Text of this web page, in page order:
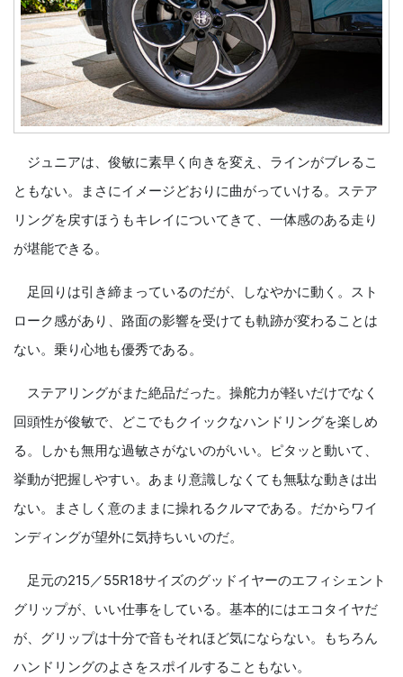
ジュニアは、俊敏に素早く向きを変え、ラインがブレるこ
ともない。まさにイメージどおりに曲がっていける。ステア
リングを戻すほうもキレイについてきて、一体感のある走り
が堪能できる。
足回りは引き締まっているのだが、しなやかに動く。スト
ローク感があり、路面の影響を受けても軌跡が変わることは
ない。乗り心地も優秀である。
ステアリングがまた絶品だった。操舵力が軽いだけでなく
回頭性が俊敏で、どこでもクイックなハンドリングを楽しめ
る。しかも無用な過敏さがないのがいい。ピタッと動いて、
挙動が把握しやすい。あまり意識しなくても無駄な動きは出
ない。まさしく意のままに操れるクルマである。だからワイ
ンディングが望外に気持ちいいのだ。
足元の215／55R18サイズのグッドイヤーのエフィシェント
グリップが、いい仕事をしている。基本的にはエコタイヤだ
が、グリップは十分で音もそれほど気にならない。もちろん
ハンドリングのよさをスポイルすることもない。